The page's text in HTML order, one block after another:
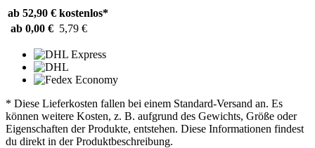
ab 52,90 € kostenlos*
ab 0,00 € 5,79 €
* Diese Lieferkosten fallen bei einem Standard-Versand an. Es
können weitere Kosten, z. B. aufgrund des Gewichts, Größe oder
Eigenschaften der Produkte, entstehen. Diese Informationen findest
du direkt in der Produktbeschreibung.